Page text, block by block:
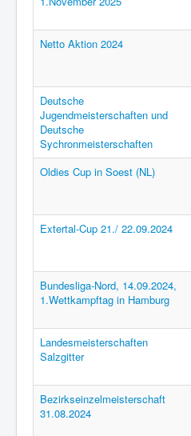
Netto Aktion 2024
Deutsche
Jugendmeisterschaften und
Deutsche
Sychronmeisterschaften
Oldies Cup in Soest (NL)
Extertal-Cup 21./ 22.09.2024
Bundesliga-Nord, 14.09.2024,
1.Wettkampftag in Hamburg
Landesmeisterschaften
Salzgitter
Bezirkseinzelmeisterschaft
31.08.2024